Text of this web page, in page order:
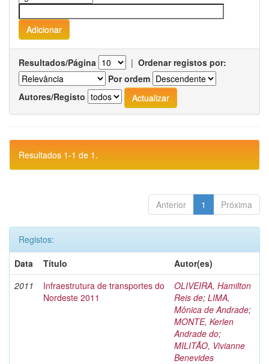
Resultados/Página | Ordenar registos por:
Por ordem
Autores/Registo
Resultados 1-1 de 1.
Anterior 1 Próxima
Registos:
Data
Título
Autor(es)
2011
Infraestrutura de transportes do
Nordeste 2011
OLIVEIRA, Hamilton
Reis de; LIMA,
Mônica de Andrade;
MONTE, Kerlen
Andrade do;
MILITÃO, Vivianne
Benevides